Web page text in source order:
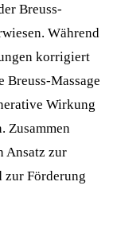
Breuss-
Während
korrigiert
Breuss-Massage
Wirkung
Zusammen
Ansatz zur
zur Förderung